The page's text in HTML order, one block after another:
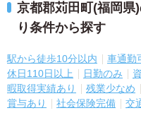
京都郡苅田町(福岡県
り条件から探す
駅から徒歩10分以内 車通勤
休日110日以上
日勤のみ
暇取得実績あり
残業少なめ
賞与あり
社会保険完備 交